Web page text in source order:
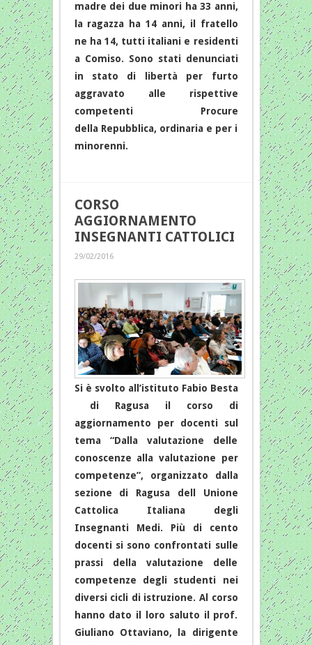
madre dei due minori ha 33 anni,
la ragazza ha 14 anni, il fratello
ne ha 14, tutti italiani e residenti
a Comiso. Sono stati denunciati
in stato di libertà per furto
aggravato alle rispettive
competenti Procure
della Repubblica, ordinaria e per i
minorenni.
CORSO
AGGIORNAMENTO
INSEGNANTI CATTOLICI
29/02/2016
Si è svolto all’istituto Fabio Besta
di Ragusa il corso di
aggiornamento per docenti sul
tema “Dalla valutazione delle
conoscenze alla valutazione per
competenze”, organizzato dalla
sezione di Ragusa dell Unione
Cattolica Italiana degli
Insegnanti Medi. Più di cento
docenti si sono confrontati sulle
prassi della valutazione delle
competenze degli studenti nei
diversi cicli di istruzione. Al corso
hanno dato il loro saluto il prof.
Giuliano Ottaviano, la dirigente